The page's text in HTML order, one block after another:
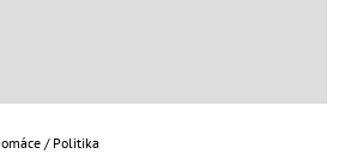
Politika